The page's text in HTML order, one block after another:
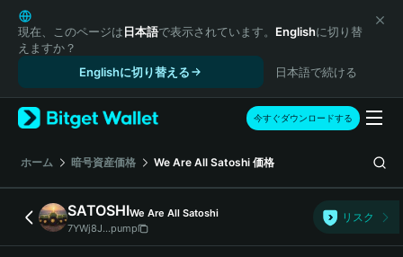
English
日本語
Tiếng Việt
Español (Latinoamérica)
Türkçe
Français
Deutsch
简体中文
繁體中文
Português (Portugal)
現在、このページは日本語で表示されています。 Englishに切り替
えますか？
Englishに切り替える
日本語で続ける
今すぐダウンロードする
ホーム 暗号資産価格 We Are All Satoshi 価格
SATOSHIWe Are All Satoshi
7YWj8J...pump
リスク